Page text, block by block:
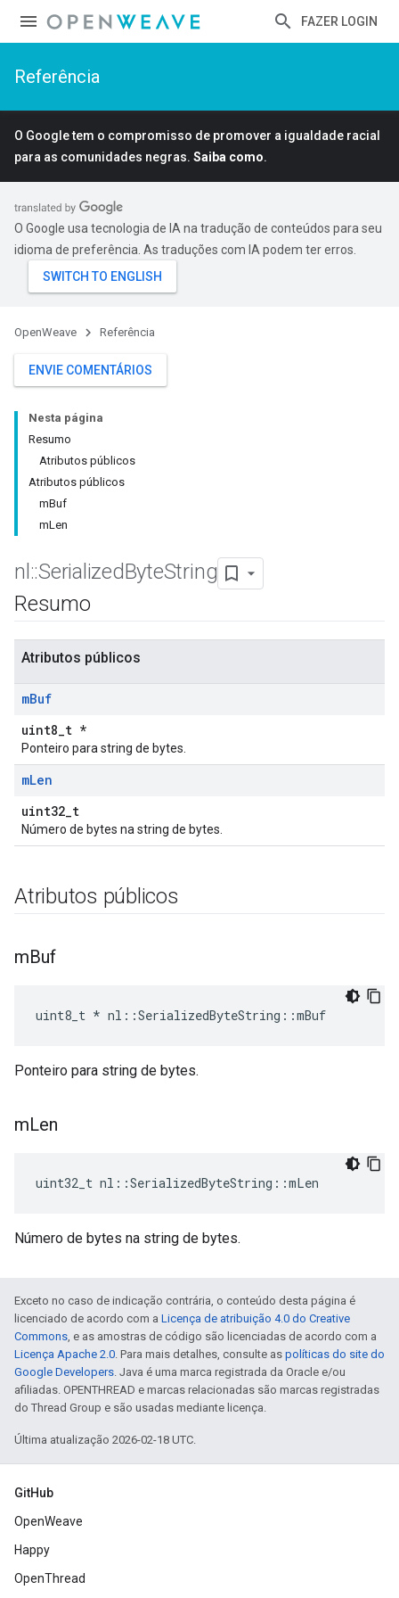
FAZER LOGIN
Referência
O Google tem o compromisso de promover a igualdade racial
para as comunidades negras. Saiba como.
O Google usa tecnologia de IA na tradução de conteúdos para seu
idioma de preferência. As traduções com IA podem ter erros.
OpenWeave Referência
ENVIE COMENTÁRIOS
Nesta página
Resumo
Atributos públicos
Atributos públicos
mBuf
mLen
nl ::SerializedByteString
Resumo
Atributos públicos
mBuf
uint8_t *
Ponteiro para string de bytes.
mLen
uint32_t
Número de bytes na string de bytes.
Atributos públicos
mBuf
uint8_t * nl::SerializedByteString::mBuf
Ponteiro para string de bytes.
mLen
uint32_t nl::SerializedByteString::mLen
Número de bytes na string de bytes.
Exceto no caso de indicação contrária, o conteúdo desta página é
licenciado de acordo com a Licença de atribuição 4.0 do Creative
Commons, e as amostras de código são licenciadas de acordo com a
Licença Apache 2.0. Para mais detalhes, consulte as políticas do site do
Google Developers. Java é uma marca registrada da Oracle e/ou
afiliadas. OPENTHREAD e marcas relacionadas são marcas registradas
do Thread Group e são usadas mediante licença.
Última atualização 2026-02-18 UTC.
GitHub
OpenWeave
Happy
OpenThread